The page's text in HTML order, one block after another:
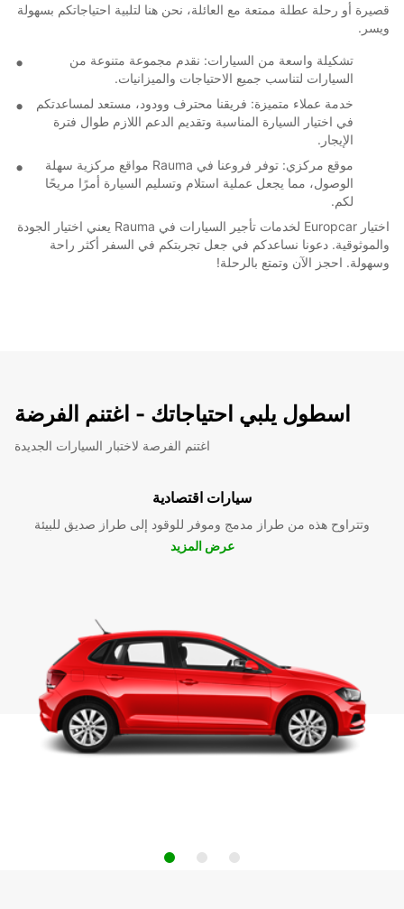
قصيرة أو رحلة عطلة ممتعة مع العائلة، نحن هنا لتلبية احتياجاتكم بسهولة
ويسر.
تشكيلة واسعة من السيارات: نقدم مجموعة متنوعة من
السيارات لتناسب جميع الاحتياجات والميزانيات.
خدمة عملاء متميزة: فريقنا محترف وودود، مستعد لمساعدتكم
في اختيار السيارة المناسبة وتقديم الدعم اللازم طوال فترة
الإيجار.
موقع مركزي: توفر فروعنا في Rauma مواقع مركزية سهلة
الوصول، مما يجعل عملية استلام وتسليم السيارة أمرًا مريحًا
لكم.
اختيار Europcar لخدمات تأجير السيارات في Rauma يعني اختيار الجودة
والموثوقية. دعونا نساعدكم في جعل تجربتكم في السفر أكثر راحة
وسهولة. احجز الآن وتمتع بالرحلة!
اسطول يلبي احتياجاتك - اغتنم الفرضة
اغتنم الفرصة لاختبار السيارات الجديدة
سيارات اقتصادية
وتتراوح هذه من طراز مدمج وموفر للوقود إلى طراز صديق للبيئة
عرض المزيد